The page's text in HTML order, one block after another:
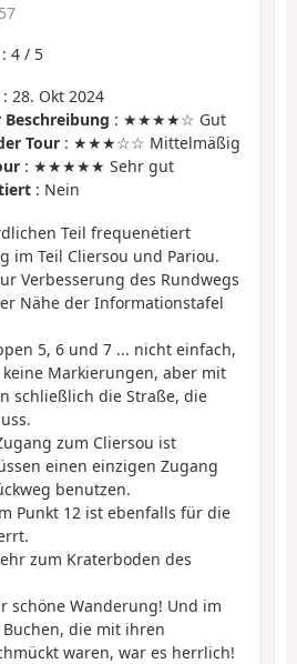
: 4 / 5
: 28. Okt 2024
: ★★★★☆ Gut
Tour : ★★★☆☆ Mittelmäßig
: ★★★★★ Sehr gut
: Nein
Teil frequenėtiert
im Teil Cliersou und Pariou.
Verbesserung des Rundwegs
Nähe der Informationstafel
5, 6 und 7 ... nicht einfach,
Markierungen, aber mit
schließlich die Straße, die
zum Cliersou ist
einen einzigen Zugang
benutzen.
Punkt 12 ist ebenfalls für die
zum Kraterboden des
schöne Wanderung! Und im
die mit ihren
waren, war es herrlich!